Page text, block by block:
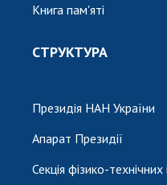
Книга пам'яті
СТРУКТУРА
Президія НАН України
Апарат Президії
Секція фізико-